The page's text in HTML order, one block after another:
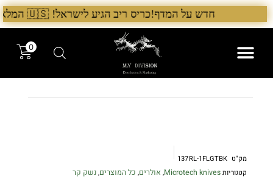
דילוג
לתוכן
חדש על המדף!כריס ריב הגיע לישראל! 🇺🇸 המלאי הראשון בארץ – עכשיו אצל היבואן הבלעדי לרגל ההשקה, 5% הנחה על כל מוצרי Chris Reeve לזמן מוגבל. בנוסף, הגיע גם מלאי חדש של Benchmade ו־Microtech. לרכישה עכשיו›. >
0
מק"ט 137RL-1FLGTBK
קטגוריותMicrotech knives
, אולרים, כל המוצרים,נשק קר